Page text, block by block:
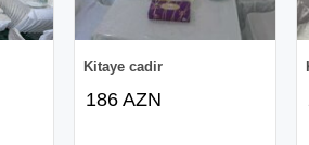
Kitaye cadir
186 AZN